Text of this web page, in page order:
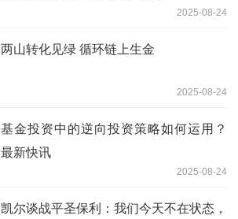
2025-08-24
两山转化见绿 循环链上生金
2025-08-24
基金投资中的逆向投资策略如何运用？
最新快讯
2025-08-24
凯尔谈战平圣保利：我们今天不在状态，